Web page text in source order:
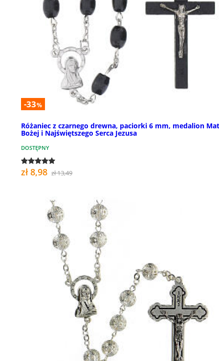
-33%
Różaniec z czarnego drewna, paciorki 6 mm, medalion
Bożej i Najświętszego Serca Jezusa
DOSTĘPNY
zł 8,98 zł 13,49